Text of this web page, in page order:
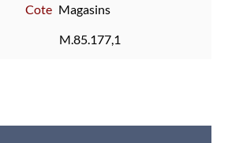
Cote Magasins
M.85.177,1